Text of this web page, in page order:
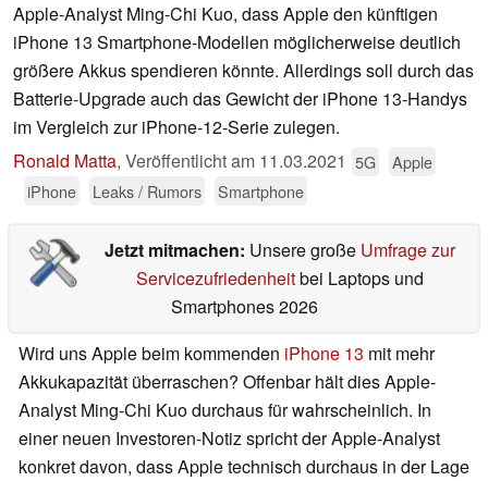
Apple-Analyst Ming-Chi Kuo, dass Apple den künftigen
iPhone 13 Smartphone-Modellen möglicherweise deutlich
größere Akkus spendieren könnte. Allerdings soll durch das
Batterie-Upgrade auch das Gewicht der iPhone 13-Handys
im Vergleich zur iPhone-12-Serie zulegen.
Ronald Matta, Veröffentlicht am 11.03.2021 5G
Apple
iPhone
Leaks / Rumors Smartphone
Jetzt mitmachen: Unsere große Umfrage zur
Servicezufriedenheitbei Laptops und
Smartphones 2026
Wird uns Apple beim kommenden iPhone 13 mit mehr
Akkukapazität überraschen? Offenbar hält dies Apple-
Analyst Ming-Chi Kuo durchaus für wahrscheinlich. In
einer neuen Investoren-Notiz spricht der Apple-Analyst
konkret davon, dass Apple technisch durchaus in der Lage